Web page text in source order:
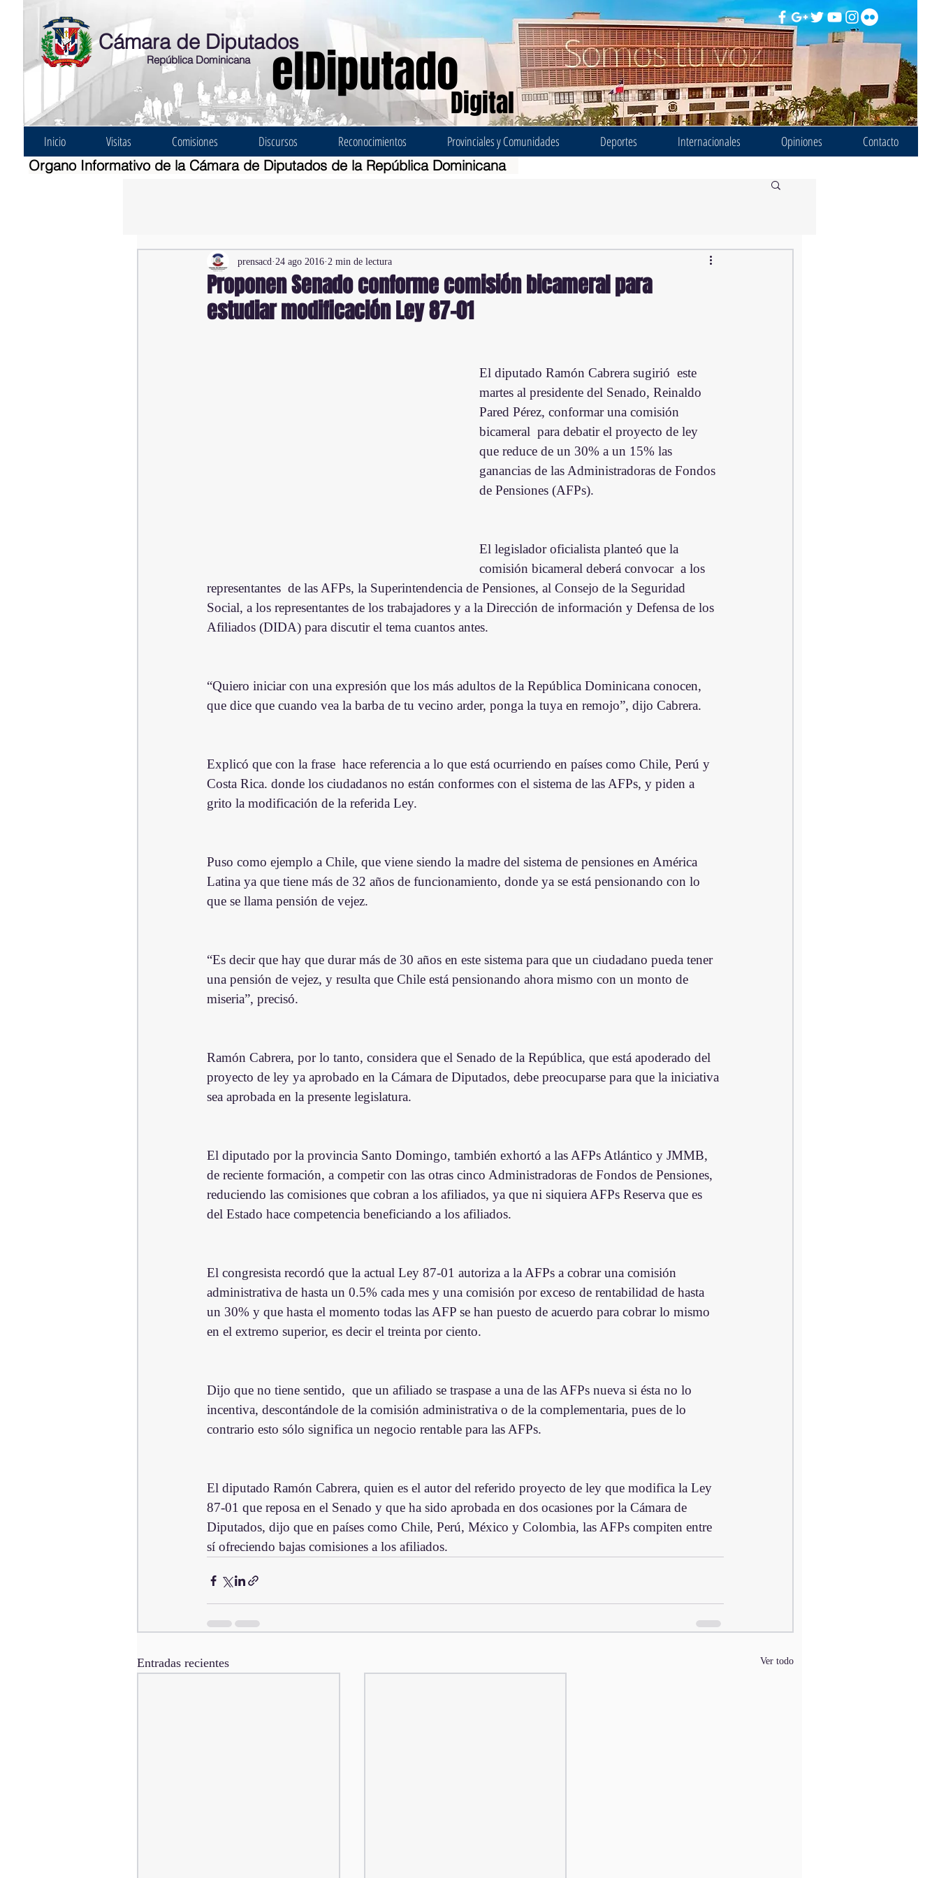
Digital
elDiputado
Cámara de Diputados
República Dominicana
Inicio Visitas Comisiones Discursos Reconocimientos Provinciales y Comunidades Deportes Internacionales Opiniones Contacto
Organo Informativo de la Cámara de Diputados de la República Dominicana
Proponen Senado conforme comisión bicameral para
estudiar modificación Ley 87-01
prensacd 24 ago 2016 2 min de lectura
El diputado Ramón Cabrera sugirió  este
martes al presidente del Senado, Reinaldo
Pared Pérez, conformar una comisión
bicameral  para debatir el proyecto de ley
que reduce de un 30% a un 15% las
ganancias de las Administradoras de Fondos
de Pensiones (AFPs).
El legislador oficialista planteó que la
comisión bicameral deberá convocar  a los
representantes  de las AFPs, la Superintendencia de Pensiones, al Consejo de la Seguridad
Social, a los representantes de los trabajadores y a la Dirección de información y Defensa de los
Afiliados (DIDA) para discutir el tema cuantos antes.
“Quiero iniciar con una expresión que los más adultos de la República Dominicana conocen,
que dice que cuando vea la barba de tu vecino arder, ponga la tuya en remojo”, dijo Cabrera.
Explicó que con la frase  hace referencia a lo que está ocurriendo en países como Chile, Perú y
Costa Rica. donde los ciudadanos no están conformes con el sistema de las AFPs, y piden a
grito la modificación de la referida Ley.
Puso como ejemplo a Chile, que viene siendo la madre del sistema de pensiones en América
Latina ya que tiene más de 32 años de funcionamiento, donde ya se está pensionando con lo
que se llama pensión de vejez.
“Es decir que hay que durar más de 30 años en este sistema para que un ciudadano pueda tener
una pensión de vejez, y resulta que Chile está pensionando ahora mismo con un monto de
miseria”, precisó.
Ramón Cabrera, por lo tanto, considera que el Senado de la República, que está apoderado del
proyecto de ley ya aprobado en la Cámara de Diputados, debe preocuparse para que la iniciativa
sea aprobada en la presente legislatura.
El diputado por la provincia Santo Domingo, también exhortó a las AFPs Atlántico y JMMB,
de reciente formación, a competir con las otras cinco Administradoras de Fondos de Pensiones,
reduciendo las comisiones que cobran a los afiliados, ya que ni siquiera AFPs Reserva que es
del Estado hace competencia beneficiando a los afiliados.
El congresista recordó que la actual Ley 87-01 autoriza a la AFPs a cobrar una comisión
administrativa de hasta un 0.5% cada mes y una comisión por exceso de rentabilidad de hasta
un 30% y que hasta el momento todas las AFP se han puesto de acuerdo para cobrar lo mismo
en el extremo superior, es decir el treinta por ciento.
Dijo que no tiene sentido,  que un afiliado se traspase a una de las AFPs nueva si ésta no lo
incentiva, descontándole de la comisión administrativa o de la complementaria, pues de lo
contrario esto sólo significa un negocio rentable para las AFPs.
El diputado Ramón Cabrera, quien es el autor del referido proyecto de ley que modifica la Ley
87-01 que reposa en el Senado y que ha sido aprobada en dos ocasiones por la Cámara de
Diputados, dijo que en países como Chile, Perú, México y Colombia, las AFPs compiten entre
sí ofreciendo bajas comisiones a los afiliados.
Entradas recientes Ver todo